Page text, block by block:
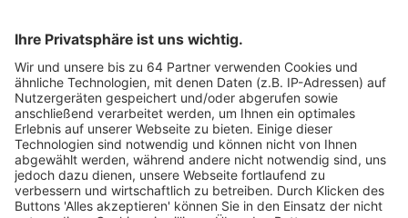
Der Autor
Dr. rer. pol. Dipl.-Ing. agr. Matthias Nachtmann ist ein